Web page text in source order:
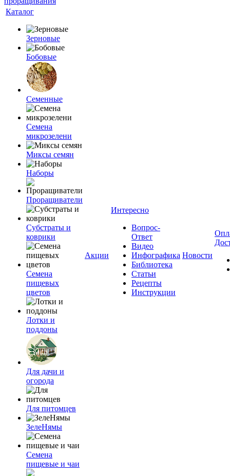
Каталог
Зерновые
Бобовые
Семенные
Семена
микрозелени
Миксы семян
Наборы
Проращиватели
Субстраты и
коврики
Семена
пищевых
цветов
Лотки и
поддоны
Для дачи и
огорода
Для питомцев
ЗелеНямы
Семена
пищевые и чаи
Акции
Интересно
Вопрос-
Ответ
Видео
Инфографика
Библиотека
Статьи
Рецепты
Инструкции
Новости